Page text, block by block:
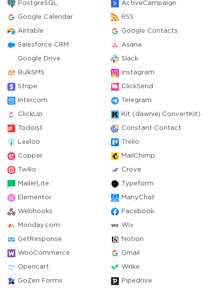
PostgreSQL ActiveCampaign
Google Calendar RSS
Airtable Google Contacts
Salesforce CRM Asana
Google Drive Slack
BulkSMS Instagram
Stripe ClickSend
Intercom Telegram
ClickUp Kit (dawniej ConvertKit)
Todoist Constant Contact
Leeloo Trello
Copper MailChimp
Twilio Crove
MailerLite Typeform
Elementor ManyChat
Webhooks Facebook
Monday.com Wix
GetResponse Notion
WooCommerce Gmail
Opencart Wrike
GoZen Forms Pipedrive